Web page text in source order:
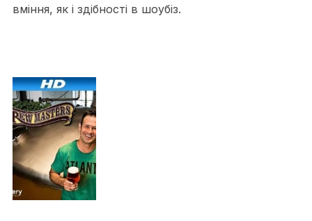
вміння, як і здібності в шоубіз.